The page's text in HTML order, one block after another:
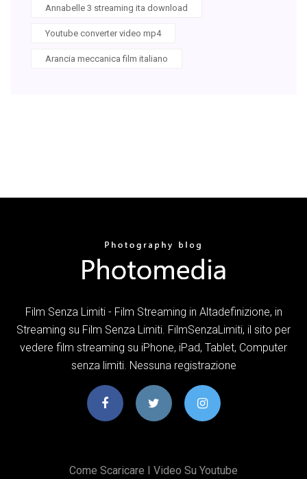
Annabelle 3 streaming ita download
Youtube converter video mp4
Arancia meccanica film italiano
Film Senza Limiti - Film Streaming in Altadefinizione, in
Streaming su Film Senza Limiti. FilmSenzaLimiti, il sito per
vedere film streaming su iPhone, iPad, Tablet, Computer
senza limiti. Nessuna registrazione
Come Scaricare I Video Su Youtube